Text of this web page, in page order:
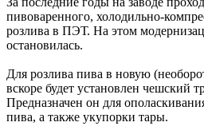
пивоваренного, холодильно-
розлива в ПЭТ. На этом
остановилась.
Для розлива пива в новую
вскоре будет установлен чешский
Предназначен он для
пива, а также укупорки тары.